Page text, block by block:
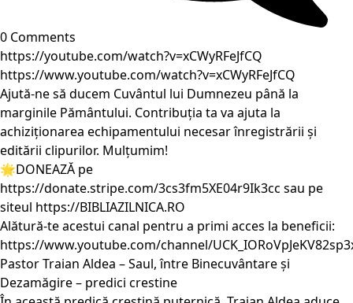
0 Comments
https://youtube.com/watch?v=xCWyRFeJfCQ
https://www.youtube.com/watch?v=xCWyRFeJfCQ
Ajută-ne să ducem Cuvântul lui Dumnezeu până la
marginile Pământului. Contribuția ta va ajuta la
achiziționarea echipamentului necesar înregistrării și
editării clipurilor. Mulțumim!
🌟DONEAZĂ pe
https://donate.stripe.com/3cs3fm5XE04r9Ik3cc sau pe
siteul https://BIBLIAZILNICA.RO
Alătură-te acestui canal pentru a primi acces la beneficii:
https://www.youtube.com/channel/
Pastor Traian Aldea – Saul, între Binecuvântare și
Dezamăgire – predici crestine